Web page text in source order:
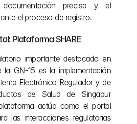
documentación precisa y el
el proceso de registro.
Plataforma SHARE
importante destacado en
la GN-15 es la implementación
Electrónico Regulador y de
de Salud de Singapur
actúa como el portal
las interacciones regulatorias